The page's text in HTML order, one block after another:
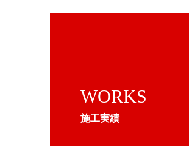
WORKS
施工実績